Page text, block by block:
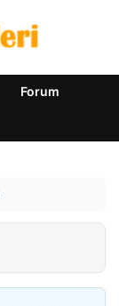
Forum